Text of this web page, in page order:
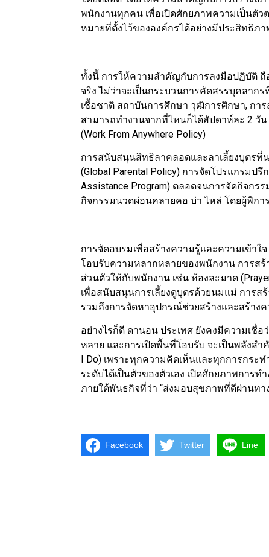
พนักงานทุกคน เพื่อเปิดศักยภาพความเป็นตัว
หมายที่ตั้งไว้ขององค์กรได้อย่างมีประสิทธิภา
ทั้งนี้ การให้ความสำคัญกับการลงมือปฏิบัติ
จริง ไม่ว่าจะเป็นกระบวนการคัดสรรบุคลาก
เชื้อชาติ สถาบันการศึกษา วุฒิการศึกษา, กา
สามารถทำงานจากที่ไหนก็ได้สัปดาห์ละ 2 วั
(Work From Anywhere Policy)
การสนับสนุนสิทธิลาคลอดและลาเลี้ยงบุตร
(Global Parental Policy) การจัดโปรแกรม
Assistance Program) ตลอดจนการจัดกิจกร
กิจกรรมนวดผ่อนคลายคอ บ่า ไหล่ โดยผู้พิกา
การจัดอบรมเพื่อสร้างความรู้และความเข้า
โอบรับความหลากหลายของพนักงาน การส
ส่วนตัวให้กับพนักงาน เช่น ห้องละมาด
เพื่อสนับสนุนการเลี้ยงดูบุตรด้วยนมแม่ การส
รวมถึงการจัดหาอุปกรณ์ช่วยสร้างและสร้าง
อย่างไรก็ดี ดานอน ประเทศ ยังคงมีความเชื่
หลาย และการเปิดพื้นที่โอบรับ จะเป็นพลังสำ
I Do) เพราะทุกความคิดเห็นและทุกการกร
ระดับได้เป็นตัวของตัวเอง เปิดศักยภาพการ
ภายใต้พันธกิจที่ว่า “ส่งมอบสุขภาพที่ดีผ่านท
Facebook Twitter Line